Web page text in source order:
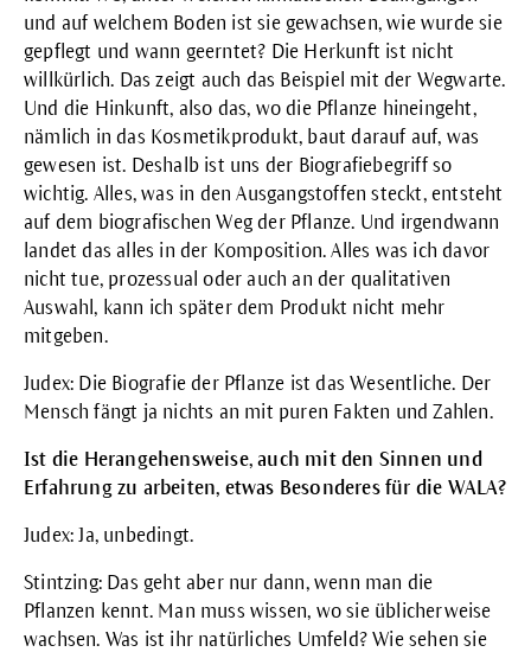
und auf welchem Boden ist sie gewachsen, wie wurde sie
gepflegt und wann geerntet? Die Herkunft ist nicht
willkürlich. Das zeigt auch das Beispiel mit der Wegwarte.
Und die Hinkunft, also das, wo die Pflanze hineingeht,
nämlich in das Kosmetikprodukt, baut darauf auf, was
gewesen ist. Deshalb ist uns der Biografiebegriff so
wichtig. Alles, was in den Ausgangstoffen steckt, entsteht
auf dem biografischen Weg der Pflanze. Und irgendwann
landet das alles in der Komposition. Alles was ich davor
nicht tue, prozessual oder auch an der qualitativen
Auswahl, kann ich später dem Produkt nicht mehr
mitgeben.
Judex: Die Biografie der Pflanze ist das Wesentliche. Der
Mensch fängt ja nichts an mit puren Fakten und Zahlen.
Ist die Herangehensweise, auch mit den Sinnen und
Erfahrung zu arbeiten, etwas Besonderes für die WALA?
Judex: Ja, unbedingt.
Stintzing: Das geht aber nur dann, wenn man die
Pflanzen kennt. Man muss wissen, wo sie üblicherweise
wachsen. Was ist ihr natürliches Umfeld? Wie sehen sie